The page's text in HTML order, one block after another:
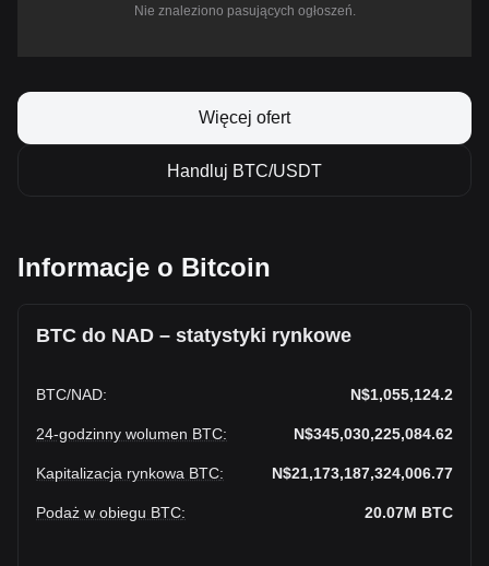
Nie znaleziono pasujących ogłoszeń.
Więcej ofert
Handluj BTC/USDT
Informacje o Bitcoin
BTC do NAD – statystyki rynkowe
BTC/NAD: N$1,055,124.2
24-godzinny wolumen BTC: N$345,030,225,084.62
Kapitalizacja rynkowa BTC: N$21,173,187,324,006.77
Podaż w obiegu BTC: 20.07M BTC